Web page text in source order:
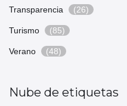
Transparencia (26)
Turismo (85)
Verano (48)
Nube de etiquetas